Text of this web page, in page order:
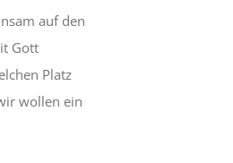
auf den
Gott
Platz
wollen ein